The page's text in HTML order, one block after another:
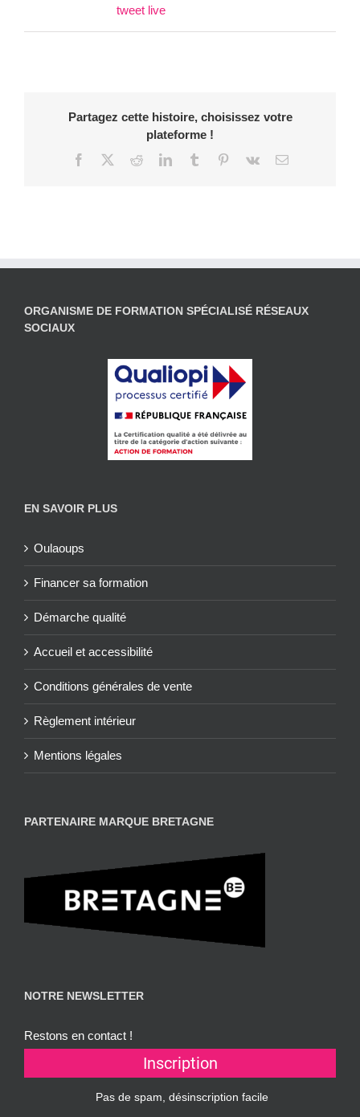
tweet live
Partagez cette histoire, choisissez votre
plateforme !
Facebook RedditLinkedInTumblr Pinterest
Vk Email
ORGANISME DE FORMATION SPÉCIALISÉ RÉSEAUX
SOCIAUX
EN SAVOIR PLUS
Oulaoups
Financer sa formation
Démarche qualité
Accueil et accessibilité
Conditions générales de vente
Règlement intérieur
Mentions légales
PARTENAIRE MARQUE BRETAGNE
NOTRE NEWSLETTER
Restons en contact !